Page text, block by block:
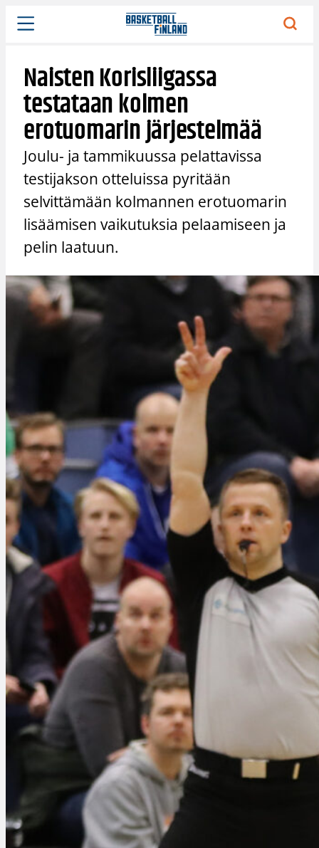
Siirry
sisältöön
Naisten Korisliigassa
testataan kolmen
erotuomarin järjestelmää
Joulu- ja tammikuussa pelattavissa
testijakson otteluissa pyritään
selvittämään kolmannen erotuomarin
lisäämisen vaikutuksia pelaamiseen ja
pelin laatuun.